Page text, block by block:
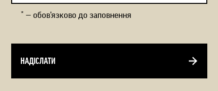
* — обов'язково до заповнення
НАДІСЛАТИ